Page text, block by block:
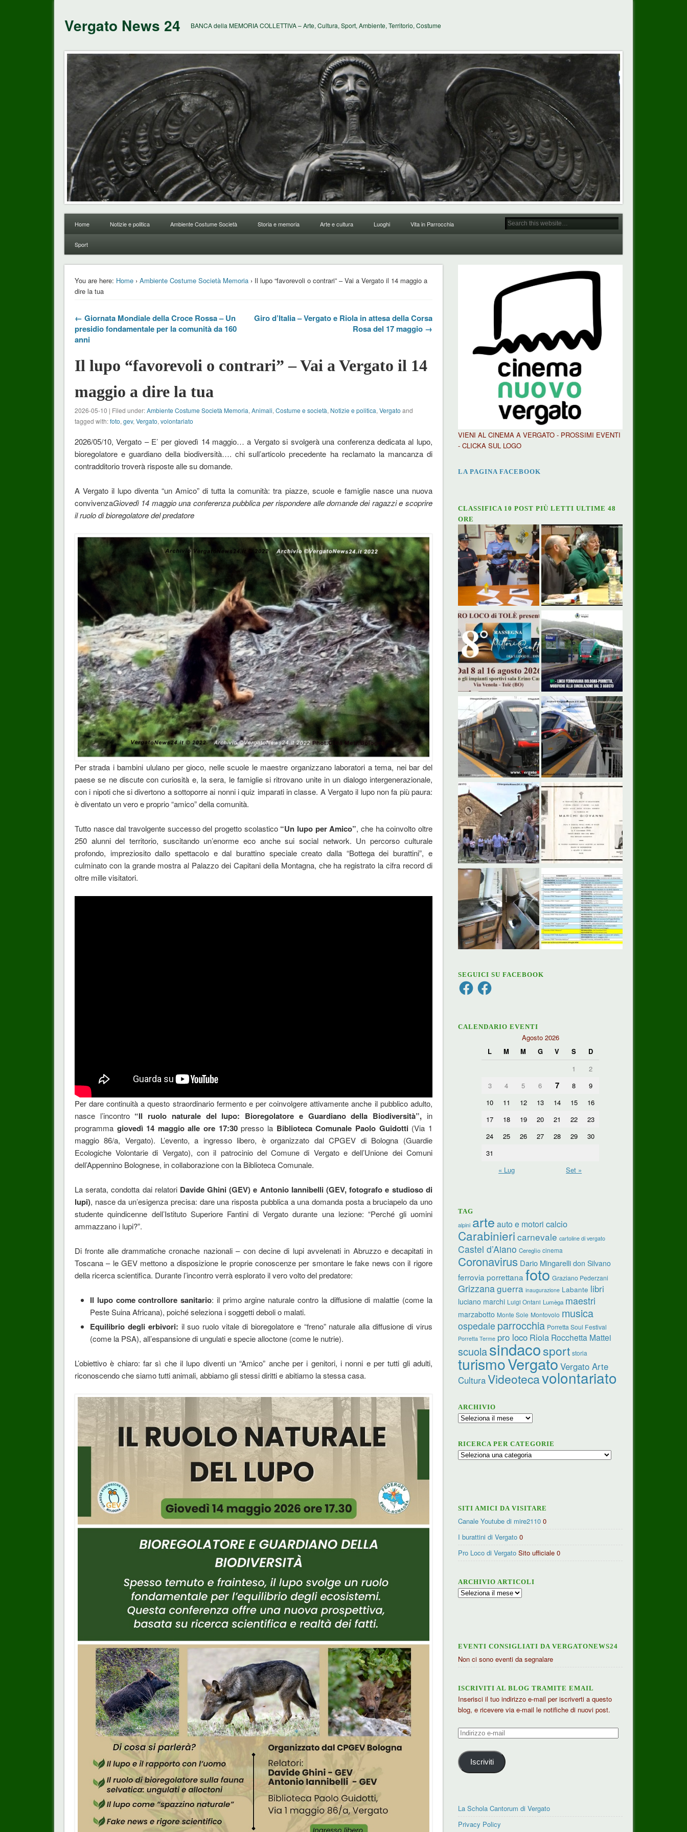
Vergato News 24 BANCA della MEMORIA COLLETTIVA – Arte, Cultura, Sport, Ambiente, Territorio, Costume
Home Notizie e politica Ambiente Costume Società Storia e memoria Arte e cultura Luoghi Vita in Parrocchia
Sport
You are here: Home› Ambiente Costume Società Memoria› Il lupo “favorevoli o contrari” – Vai a Vergato il 14 maggio a
dire la tua
← Giornata Mondiale della Croce Rossa – Un
presidio fondamentale per la comunità da 160
anni
Giro d’Italia – Vergato e Riola in attesa della Corsa
Rosa del 17 maggio →
Il lupo “favorevoli o contrari” – Vai a Vergato il 14
maggio a dire la tua
2026-05-10 | Filed under:Ambiente Costume Società Memoria, Animali, Costume e società, Notizie e politica, Vergato and
tagged with:foto, gev, Vergato, volontariato
2026/05/10, Vergato – E’ per giovedì 14 maggio… a Vergato si svolgerà una conferenza dedicata al lupo,
bioregolatore e guardiano della biodiversità…. chi sull’articolo precedente ha reclamato la mancanza di
contradditorio troverà risposte alle su domande.
A Vergato il lupo diventa “un Amico” di tutta la comunità: tra piazze, scuole e famiglie nasce una nuova
convivenzaGiovedì 14 maggio una conferenza pubblica per rispondere alle domande dei ragazzi e scoprire
il ruolo di bioregolatore del predatore
Per strada i bambini ululano per gioco, nelle scuole le maestre organizzano laboratori a tema, nei bar del
paese se ne discute con curiosità e, la sera, le famiglie si ritrovano unite in un dialogo intergenerazionale,
con i nipoti che si divertono a sottoporre ai nonni i quiz imparati in classe. A Vergato il lupo non fa più paura:
è diventato un vero e proprio “amico” della comunità.
Tutto nasce dal travolgente successo del progetto scolastico “Un lupo per Amico”, che ha coinvolto oltre
250 alunni del territorio, suscitando un’enorme eco anche sui social network. Un percorso culturale
profondo, impreziosito dallo spettacolo e dal burattino speciale creato dalla “Bottega dei burattini”, e
culminato con la grande mostra al Palazzo dei Capitani della Montagna, che ha registrato la cifra record di
oltre mille visitatori.
Per dare continuità a questo straordinario fermento e per coinvolgere attivamente anche il pubblico adulto,
nasce l’incontro “Il ruolo naturale del lupo: Bioregolatore e Guardiano della Biodiversità”, in
programma giovedì 14 maggio alle ore 17:30presso la Biblioteca Comunale Paolo Guidotti(Via 1
maggio 86/a, Vergato). L’evento, a ingresso libero, è organizzato dal CPGEV di Bologna (Guardie
Ecologiche Volontarie di Vergato), con il patrocinio del Comune di Vergato e dell’Unione dei Comuni
dell’Appennino Bolognese, in collaborazione con la Biblioteca Comunale.
La serata, condotta dai relatori Davide Ghini (GEV) e Antonio Iannibelli (GEV, fotografo e studioso di
lupi), nasce da un’esigenza precisa: dare una risposta pubblica a una domanda posta a bruciapelo da uno
studente quindicenne dell’Istituto Superiore Fantini di Vergato durante una lezione: “Perché gli uomini
ammazzano i lupi?”.
Di fronte alle drammatiche cronache nazionali – con decine di lupi avvelenati in Abruzzo e decapitati in
Toscana – le GEV mettono a disposizione le proprie conoscenze per smontare le fake news con il rigore
della ricerca scientifica. Durante l’incontro verrà esplorato il vero volto del predatore:
Il lupo come controllore sanitario: il primo argine naturale contro la diffusione di malattie (come la
Peste Suina Africana), poiché seleziona i soggetti deboli o malati.
Equilibrio degli erbivori: il suo ruolo vitale di bioregolatore e “freno” naturale alla diffusione di virus
(come la PSA), all’espansione di ungulati e specie alloctone (come le nutrie).
L’obiettivo è chiaro: far sì che il lupo diventi un “Amico” anche per i genitori, i nonni e per tutti gli adulti,
riconoscendo che siamo tutti animali, abbiamo gli stessi diritti e abitiamo la stessa casa.
VIENI AL CINEMA A VERGATO - PROSSIMI EVENTI
- CLICKA SUL LOGO
LA PAGINA FACEBOOK
CLASSIFICA 10 POST PIÙ LETTI ULTIME 48
ORE
SEGUICI SU FACEBOOK
FacebookFacebook
CALENDARIO EVENTI
Agosto 2026
L
M M G V S
D
1
2
3
4 5 6 7 8
9
10
11 12 13 14 15
16
17
18 19 20 21 22
23
24
25 26 27 28 29
30
31
« Lug
Set »
TAG
alpini arte auto e motori calcio
Carabinieri carnevale cartoline di vergato
Castel d’Aiano Cereglio cinema
Coronavirus Dario Mingarelli don Silvano
ferrovia porrettana foto Graziano Pederzani
Grizzanaguerra inaugurazione Labante libri
luciano marchi Luigi Ontani Lumèga maestri
marzabotto Monte Sole Montovolo musica
ospedale parrocchia Porretta Soul Festival
Porretta Terme pro loco Riola Rocchetta Mattei
scuolasindacosport storia
turismoVergato Vergato Arte
CulturaVideotecavolontariato
ARCHIVIO
Archivio
RICERCA PER CATEGORIE
Ricerca
SITI AMICI DA VISITARE
Canale Youtube di mire2110 0
I burattini di Vergato 0
Pro Loco di Vergato Sito ufficiale 0
ARCHIVIO ARTICOLI
Archivio
EVENTI CONSIGLIATI DA VERGATONEWS24
Non ci sono eventi da segnalare
ISCRIVITI AL BLOG TRAMITE EMAIL
Inserisci il tuo indirizzo e-mail per iscriverti a questo
blog, e ricevere via e-mail le notifiche di nuovi post.
Indirizzo
mail
Iscriviti
La Schola Cantorum di Vergato
Privacy Policy